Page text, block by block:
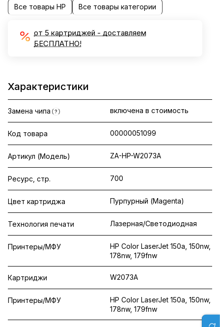
Все товары HP Все товары категории
от 5 картриджей - доставляем
БЕСПЛАТНО!
Характеристики
Замена чипа ? включена в стоимость
Код товара 00000051099
Артикул (Модель) ZA-HP-W2073A
Ресурс, стр. 700
Цвет картриджа Пурпурный (Magenta)
Технология печати Лазерная/Светодиодная
Принтеры/МФУ
HP Color LaserJet 150a, 150nw,
178nw, 179fnw
Картриджи W2073A
Принтеры/МФУ
HP Color LaserJet 150a, 150nw,
178nw, 179fnw